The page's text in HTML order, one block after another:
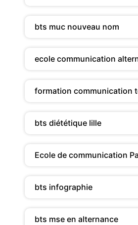
bts muc nouveau nom
ecole communication
formation communication
bts diététique lille
Ecole de communication
bts infographie
bts mse en alternance